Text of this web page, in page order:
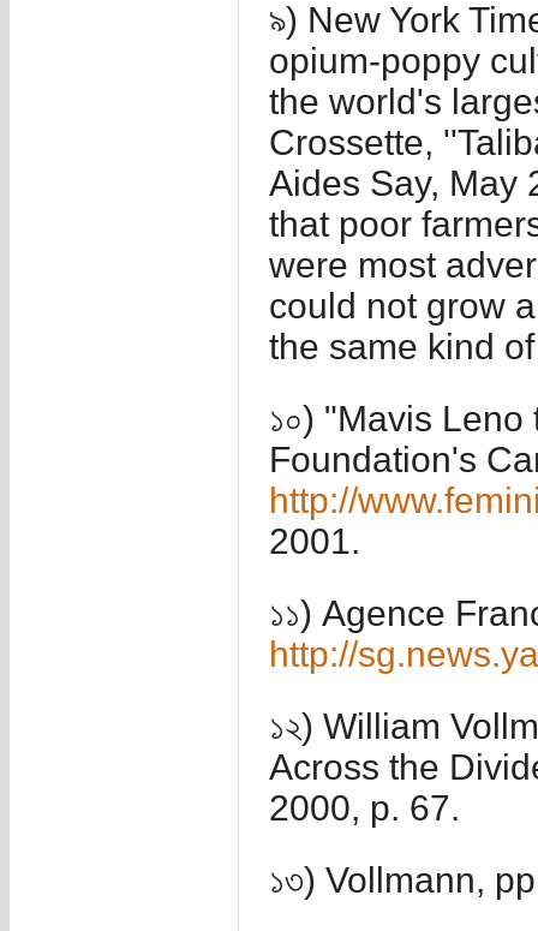
৯) New York
opium-poppy
the world's
Crossette,
Aides Say, May
that poor
were most
could not grow
the same kind
১০) "Mavis
Foundation's
http://
2001.
১১) Agence
http://
১২) William
Across the
2000, p. 67.
১৩) Vollmann,